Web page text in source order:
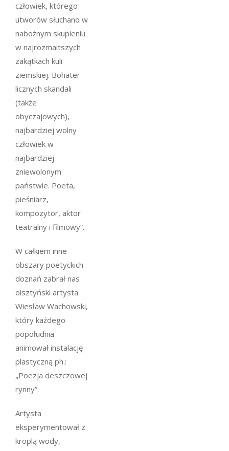
człowiek, którego
utworów słuchano w
nabożnym skupieniu
w najrozmaitszych
zakątkach kuli
ziemskiej. Bohater
licznych skandali
(także
obyczajowych),
najbardziej wolny
człowiek w
najbardziej
zniewolonym
państwie. Poeta,
pieśniarz,
kompozytor, aktor
teatralny i filmowy”.
W całkiem inne
obszary poetyckich
doznań zabrał nas
olsztyński artysta
Wiesław Wachowski,
który każdego
popołudnia
animował instalację
plastyczną ph.:
„Poezja deszczowej
rynny”.
Artysta
eksperymentował z
kroplą wody,